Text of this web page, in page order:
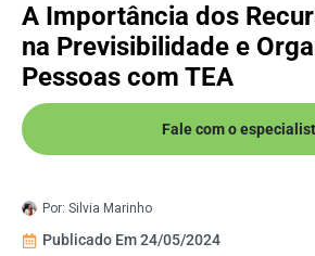
A Importância dos
na Previsibilidade e
Pessoas com TEA
Fale com o
Por: Silvia Marinho
Publicado Em24/05/2024